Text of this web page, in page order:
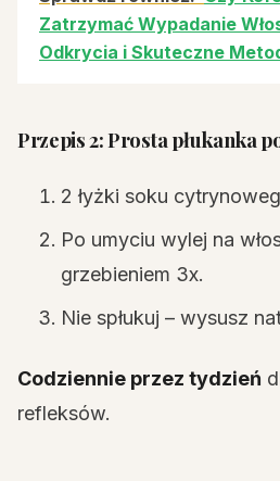
Zatrzymać Wypadanie
Odkrycia i Skuteczne
Przepis 2: Prosta płukanka
2 łyżki soku
Po umyciu wylej na
grzebieniem 3x.
Nie spłukuj – wysusz
Codziennie przez tydzień
refleksów.